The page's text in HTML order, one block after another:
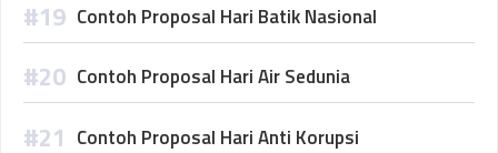
Contoh Proposal Hari Batik Nasional
Contoh Proposal Hari Air Sedunia
Contoh Proposal Hari Anti Korupsi